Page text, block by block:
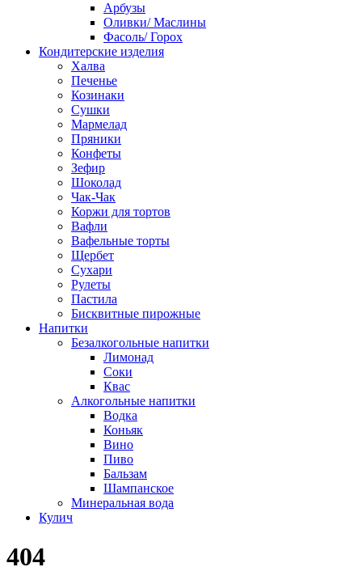
Арбузы
Оливки/ Маслины
Фасоль/ Горох
Кондитерские изделия
Халва
Печенье
Козинаки
Сушки
Мармелад
Пряники
Конфеты
Зефир
Шоколад
Чак-Чак
Коржи для тортов
Вафли
Вафельные торты
Щербет
Сухари
Рулеты
Пастила
Бисквитные пирожные
Напитки
Безалкогольные напитки
Лимонад
Соки
Квас
Алкогольные напитки
Водка
Коньяк
Вино
Пиво
Бальзам
Шампанское
Минеральная вода
Кулич
404